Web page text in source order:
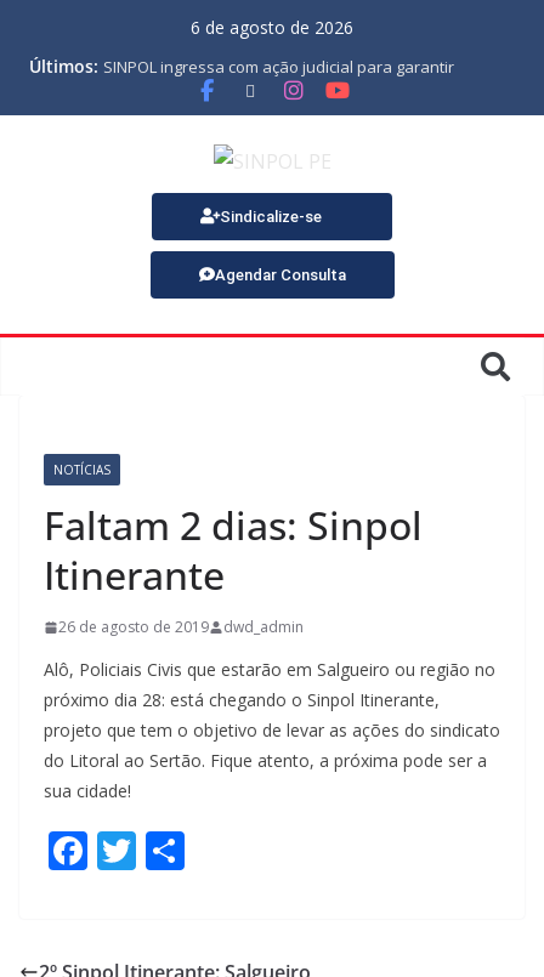
6 de agosto de 2026
Últimos: SINPOL ingressa com ação judicial para garantir
pagamento do PJES atrasado
ASSEMBLEIA GERAL ORDINÁRIA
MINUTA DA LEI ORGÂNICA
Nota de Pesar sobre o falecimento de Gonçalo, um dos
fundadores do SINPOL
SINPOL e CAMPOL promovem 2º Curso de Tiro Policial,
no dia 9 de outubro
Sindicalize-se
Agendar Consulta
NOTÍCIAS
Faltam 2 dias: Sinpol
Itinerante
26 de agosto de 2019 dwd_admin
Alô, Policiais Civis que estarão em Salgueiro ou região no
próximo dia 28: está chegando o Sinpol Itinerante,
projeto que tem o objetivo de levar as ações do sindicato
do Litoral ao Sertão. Fique atento, a próxima pode ser a
sua cidade!
F T